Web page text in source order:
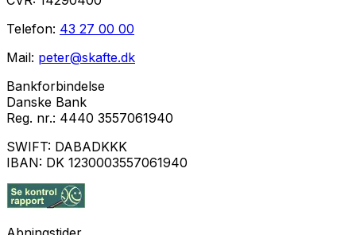
Telefon: 43 27 00 00
Mail: peter@skafte.dk
Bankforbindelse
Danske Bank
Reg. nr.: 4440 3557061940
SWIFT: DABADKKK
IBAN: DK 1230003557061940